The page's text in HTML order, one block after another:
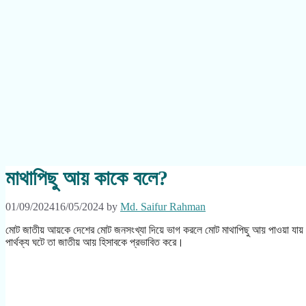
মাথাপিছু আয় কাকে বলে?
01/09/202416/05/2024 by Md. Saifur Rahman
মোট জাতীয় আয়কে দেশের মোট জনসংখ্যা দিয়ে ভাগ করলে মোট মাথাপিছু আয় পাওয়া
পার্থক্য ঘটে তা জাতীয় আয় হিসাবকে প্রভাবিত করে।